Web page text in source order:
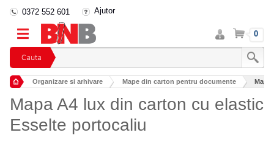
Cauta
0372 552 601 Ajutor
Intra
in
cont
Cos 0
Organizare si arhivare Mape din carton pentru documente Mapa
Mapa A4 lux din carton cu elastic
Esselte portocaliu